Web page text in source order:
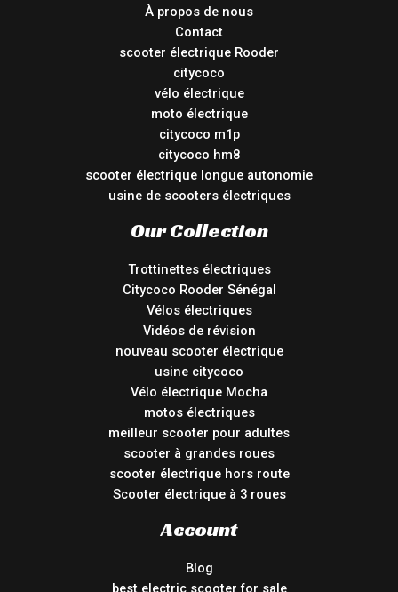
À propos de nous
Contact
scooter électrique Rooder
citycoco
vélo électrique
moto électrique
citycoco m1p
citycoco hm8
scooter électrique longue autonomie
usine de scooters électriques
Our Collection
Trottinettes électriques
Citycoco Rooder Sénégal
Vélos électriques
Vidéos de révision
nouveau scooter électrique
usine citycoco
Vélo électrique Mocha
motos électriques
meilleur scooter pour adultes
scooter à grandes roues
scooter électrique hors route
Scooter électrique à 3 roues
Account
Blog
best electric scooter for sale